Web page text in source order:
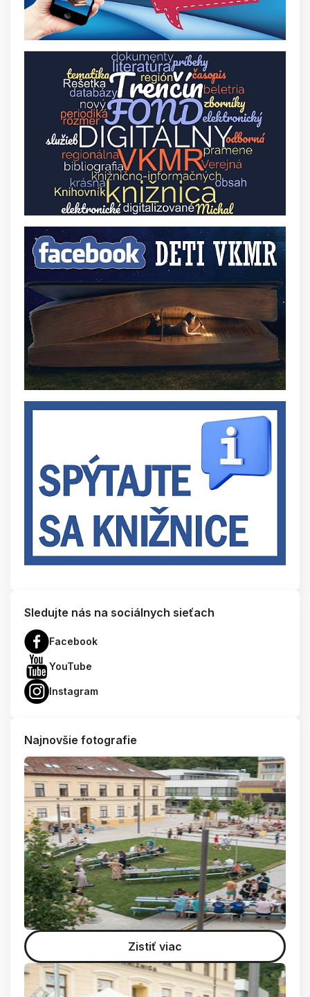
Sledujte nás na sociálnych sieťach
Facebook
YouTube
Instagram
Najnovšie fotografie
Zistiť viac